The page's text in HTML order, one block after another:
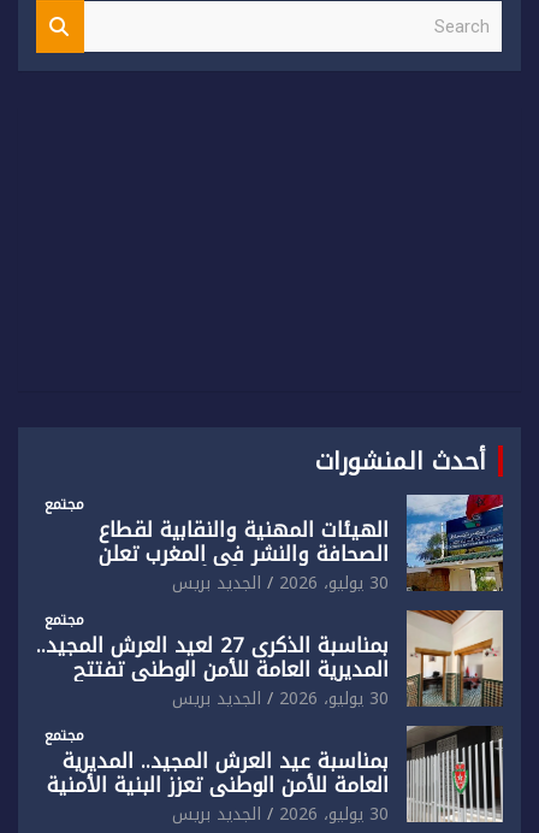
S
a
أحدث المنشورات
مجتمع
الهيئات المهنية والنقابية لقطاع
الصحافة والنشر في المغرب تعلن
رفضها القاطع لـ”أي أجندة انتخابية
مُعدة على مقاس سياسي ومصلحي
ضيق”
30 يوليو، 2026 الجديد بريس
مجتمع
بمناسبة الذكرى 27 لعيد العرش المجيد..
المديرية العامة للأمن الوطني تفتتح
المقر الجديد لفرقة الشرطة السياحية
بفاس
30 يوليو، 2026 الجديد بريس
مجتمع
بمناسبة عيد العرش المجيد.. المديرية
العامة للأمن الوطني تعزز البنية الأمنية
بالناظور بإحداث فرقتين جديدتين
30 يوليو، 2026 الجديد بريس